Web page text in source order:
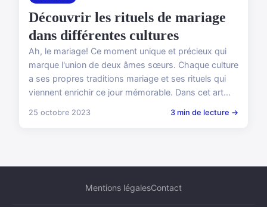
Découvrir les rituels de mariage
dans différentes cultures
Ah, le mariage! Ce moment unique et précieux qui
marque l'union de deux âmes sœurs. Chaque culture
a ses propres traditions mariage et ses rituels qui
viennent enrichir ce jour mémorable. Dans cet art...
25 octobre 2023 3 min de lecture →
Mentions légalesContact